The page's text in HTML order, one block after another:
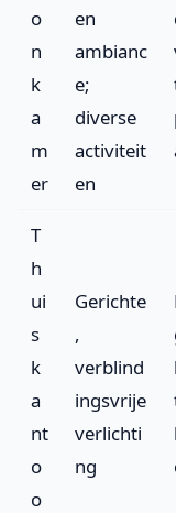
o
n
k
a
m
er
en
ambianc
e;
diverse
activiteit
en
T
h
ui
s
k
a
nt
o
o
Gerichte
,
verblind
ingsvrije
verlichti
ng